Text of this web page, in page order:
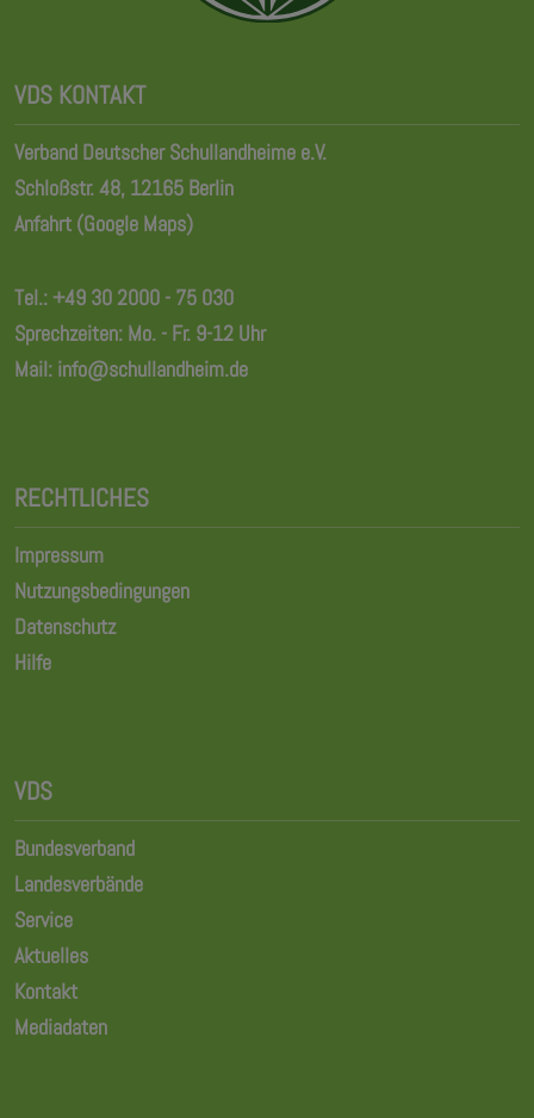
VDS KONTAKT
Verband Deutscher Schullandheime e.V.
Schloßstr. 48, 12165 Berlin
Anfahrt (Google Maps)
Tel.:+49 30 2000 - 75 030
Sprechzeiten: Mo. - Fr. 9-12 Uhr
Mail: info@schullandheim.de
RECHTLICHES
Impressum
Nutzungsbedingungen
Datenschutz
Hilfe
VDS
Bundesverband
Landesverbände
Service
Aktuelles
Kontakt
Mediadaten